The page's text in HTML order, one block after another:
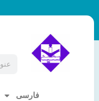
به
فارسی